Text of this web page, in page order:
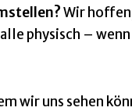
Wir
physisch –
wir uns sehen